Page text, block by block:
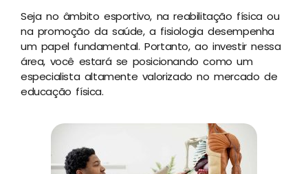
Seja no âmbito esportivo, na reabilitação física ou
na promoção da saúde, a fisiologia desempenha
um papel fundamental. Portanto, ao investir nessa
área, você estará se posicionando como um
especialista altamente valorizado no mercado de
educação física.